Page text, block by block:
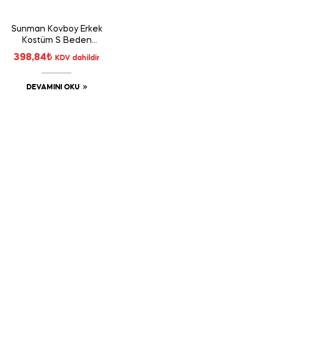
Sunman Kovboy Erkek
Kostüm S Beden
S00099305
398,84₺ KDV dahildir
DEVAMINI OKU